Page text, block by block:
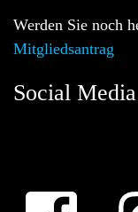
Werden Sie noch
Mitgliedsantrag
Social Media